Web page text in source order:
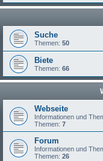
Suche
Themen: 50
Biete
Themen: 66
Webseite
Informationen und
Themen: 7
Forum
Informationen und
Themen: 26